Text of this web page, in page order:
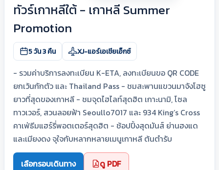
ทัวร์เกาหลีใต้ - เกาหลี Summer
Promotion
5 วัน 3 คืน XJ-แอร์เอเชียเอ็กซ์
- รวมค่าบริการลงทะเบียน K-ETA, ลงทะเบียนขอ QR CODE
ยกเว้นกักตัว และ Thailand Pass - ชมสะพานแขวนมาจังโฮซู
ยาวที่สุดของเกาหลี - ชมจุดไฮไลท์สุดฮิต เกาะนามิ, โซล
ทาวเวอร์, สวนลอยฟ้า Seoullo7017 และ 934 King’s Cross
คาเฟ่ธีมแฮร์รี่พอตเตอร์สุดฮิต - ช้อปปิ้งสุดมันส์ ย่านฮงแด
และเมียงดง จุใจกับหลากหลายเมนูเกาหลี ต้นตำรับ
เลือกรอบเดินทาง ดู PDF